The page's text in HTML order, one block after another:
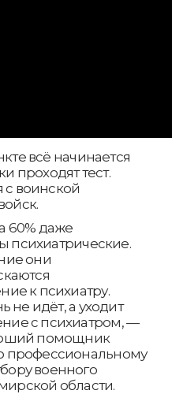
всё начинается
проходят тест.
воинской
60% даже
психиатрические.
они
к психиатру.
не идёт, а уходит
с психиатром, —
помощник
профессиональному
военного
области.